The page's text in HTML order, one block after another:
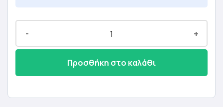
- +
Προσθήκη στο καλάθι